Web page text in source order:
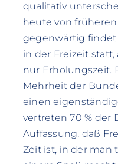
qualitativ
heute von
gegenwärtig
in der Freizeit
nur Erholungszeit.
Mehrheit der
einen
vertreten 70 % der
Auffassung, daß
Zeit ist, in der man